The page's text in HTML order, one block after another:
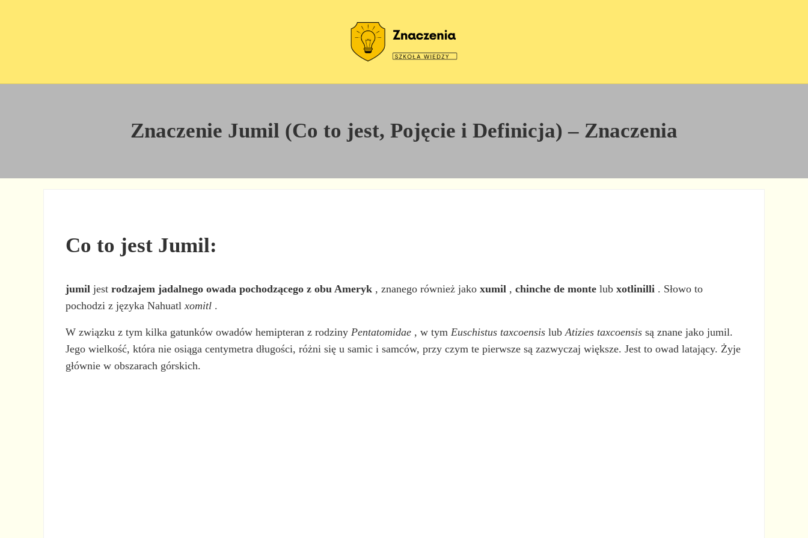
Znaczenie Jumil (Co to jest, Pojęcie i Definicja) – Znaczenia
Co to jest Jumil:
jumil jestrodzajem jadalnego owada pochodzącego z obu Ameryk , znanego również jakoxumil ,chinche de monte lubxotlinilli . Słowo to
pochodzi z języka Nahuatlxomitl .
W związku z tym kilka gatunków owadów hemipteran z rodziny Pentatomidae , w tym Euschistus taxcoensis lubAtizies taxcoensis są znane jako jumil.
Jego wielkość, która nie osiąga centymetra długości, różni się u samic i samców, przy czym te pierwsze są zazwyczaj większe. Jest to owad latający. Żyje
głównie w obszarach górskich.